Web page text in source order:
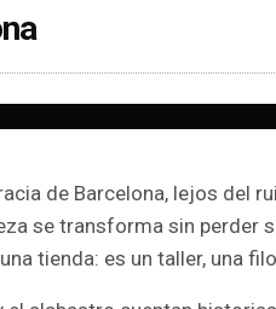
de Barcelona, lejos del
se transforma sin perder
tienda: es un taller, una